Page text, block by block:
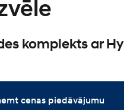
komplekts ar
cenas piedāvājumu